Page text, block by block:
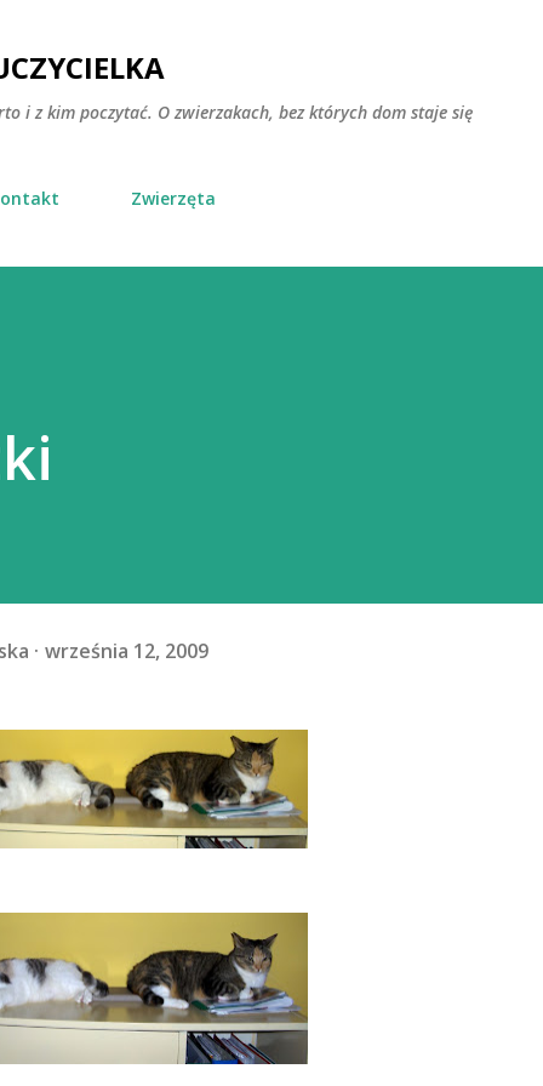
i z kim poczytać. O zwierzakach, bez których dom staje się
Zwierzęta
września 12, 2009